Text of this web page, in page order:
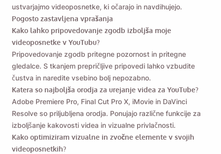
ustvarjajmo videoposnetke, ki očarajo in navdihujejo.
Pogosto zastavljena vprašanja
Kako lahko pripovedovanje zgodb izboljša moje
videoposnetke v YouTubu?
Pripovedovanje zgodb pritegne pozornost in pritegne
gledalce. S tkanjem prepričljive pripovedi lahko vzbudite
čustva in naredite vsebino bolj nepozabno.
Katera so najboljša orodja za urejanje videa za YouTube?
Adobe Premiere Pro, Final Cut Pro X, iMovie in DaVinci
Resolve so priljubljena orodja. Ponujajo različne funkcije za
izboljšanje kakovosti videa in vizualne privlačnosti.
Kako optimiziram vizualne in zvočne elemente v svojih
videoposnetkih?